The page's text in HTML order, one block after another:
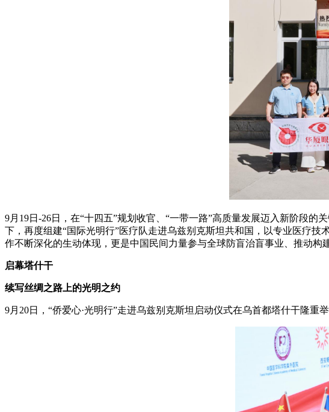
9月19日-26日，在“十四五”规划收官、“一带一路”高质量发展迈入新阶段
下，再度组建“国际光明行”医疗队走进乌兹别克斯坦共和国，以专业医疗
作不断深化的生动体现，更是中国民间力量参与全球防盲治盲事业、推动构
启幕塔什干
续写丝绸之路上的光明之约
9月20日，“侨爱心·光明行”走进乌兹别克斯坦启动仪式在乌首都塔什干隆